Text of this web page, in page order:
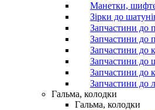
Манетки,
Зірки до
Запчастини до
Запчастини до
Запчастини до
Запчастини до
Запчастини до
Запчастини до
Гальма, колодки
Гальма, колодки